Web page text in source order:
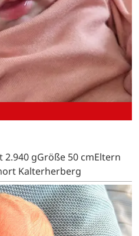
gGröße 50 cmEltern
Kalterherberg